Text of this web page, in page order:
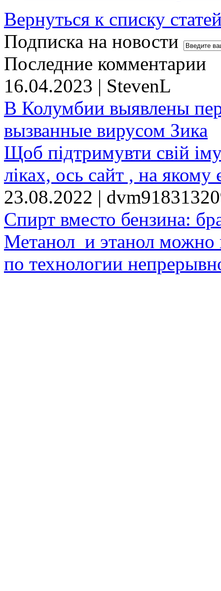
Вернуться к списку
Подписка на новости
Последние комментарии
16.04.2023 | StevenL
В Колумбии выявлены
вызванные вирусом Зика
Щоб підтримувти свій
ліках, ось сайт , на якому
23.08.2022 |
Спирт вместо бензина:
Метанол и этанол можно
по технологии